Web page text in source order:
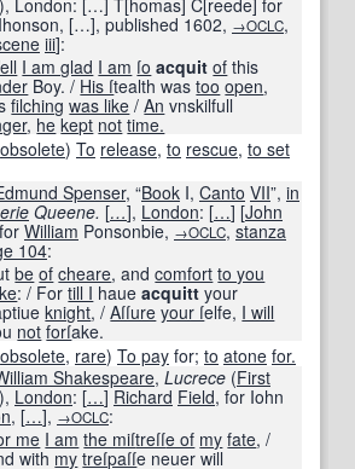
London: […] T[homas] C[reede] for
[…], published 1602, →OCLC,
iii]:
I am glad I am ſo acquit of this
Boy. / His ſtealth wastoo open,
filching was like /An vnskilfull
, he kept not time.
obsolete) To release, to rescue, to set
Spenser, “Book I, Canto VII”, in
Queene. […], London: […] [John
William Ponsonbie, →OCLC, stanza
104:
be of cheare, andcomfort to you
: / Fortill I haueacquitt your
knight, /Aſſure your ſelfe, I will
not forſake.
obsolete, rare) To pay for; to atone for.
Shakespeare, Lucrece (First
)‎, London: […] Richard Field, for Iohn
, […], →OCLC:
me I am the miſtreſſe of my fate, /
with my treſpaſſe neuer will